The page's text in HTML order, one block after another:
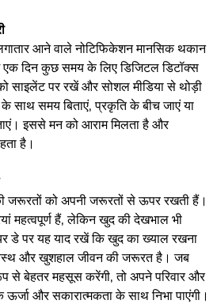
आने वाले नोटिफिकेशन मानसिक थकान
दिन कुछ समय के लिए डिजिटल डिटॉक्स
साइलेंट पर रखें और सोशल मीडिया से थोड़ी
के साथ समय बिताएं, प्रकृति के बीच जाएं या
इससे मन को आराम मिलता है और
है।
जरूरतों को अपनी जरूरतों से ऊपर रखती हैं।
महत्वपूर्ण हैं, लेकिन खुद की देखभाल भी
डे पर यह याद रखें कि खुद का ख्याल रखना
और खुशहाल जीवन की जरूरत है। जब
से बेहतर महसूस करेंगी, तो अपने परिवार और
ऊर्जा और सकारात्मकता के साथ निभा पाएंगी।